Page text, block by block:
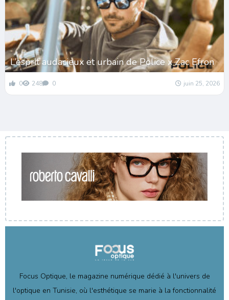
L’esprit audacieux et urbain de Police x Zac Efron
0 248 0 juin 25, 2026
Focus Optique, le magazine numérique dédié à l'univers de
l'optique en Tunisie, où l'esthétique se marie à la fonctionnalité